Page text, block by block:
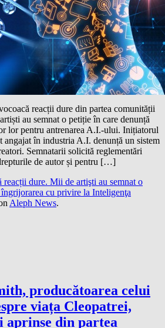
reacții dure din partea comunității
au semnat o petiție în care denunță
lor pentru antrenarea A.I.-ului. Inițiatorul
angajat în industria A.I. denunță un sistem
Semnatarii solicită reglementări
de autor și pentru […]
dure. Mii de artişti au semnat o
cu privire la Inteligenţa
Aleph News.
producătoarea celui
viața Cleopatrei,
aprinse din partea